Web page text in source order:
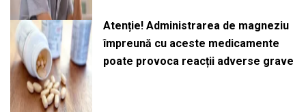
Atenție! Administrarea de magneziu
împreună cu aceste medicamente
poate provoca reacții adverse grave